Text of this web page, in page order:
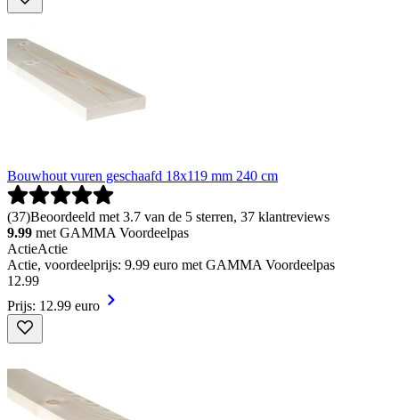
Bouwhout vuren geschaafd 18x119 mm 240 cm
(37)Beoordeeld met 3.7 van de 5 sterren, 37 klantreviews
9.99 met GAMMA Voordeelpas
ActieActie
Actie, voordeelprijs: 9.99 euro met GAMMA Voordeelpas
12.99
Prijs: 12.99 euro